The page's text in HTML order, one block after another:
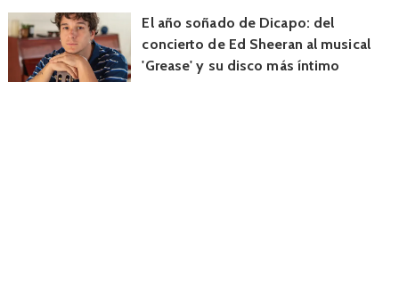
El año soñado de Dicapo: del
concierto de Ed Sheeran al musical
'Grease' y su disco más íntimo